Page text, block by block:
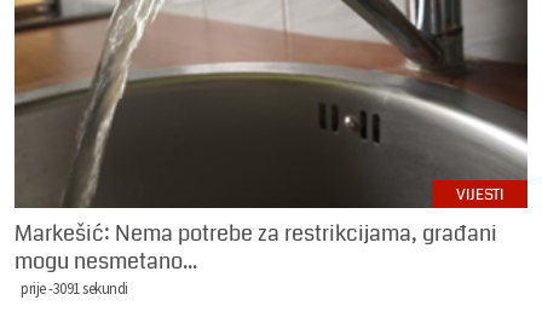
VIJESTI
Markešić: Nema potrebe za restrikcijama, građani
mogu nesmetano...
prije -3091 sekundi